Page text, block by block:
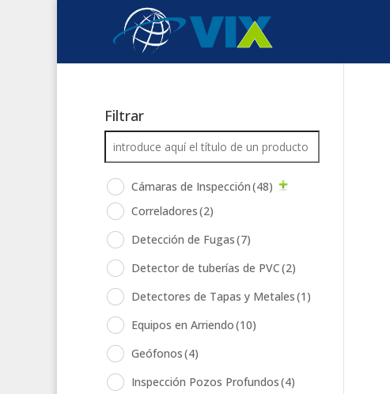
Filtrar
Cámaras de Inspección(48)
Correladores(2)
Detección de Fugas(7)
Detector de tuberías de PVC(2)
Detectores de Tapas y Metales(1)
Equipos en Arriendo(10)
Geófonos(4)
Inspección Pozos Profundos(4)